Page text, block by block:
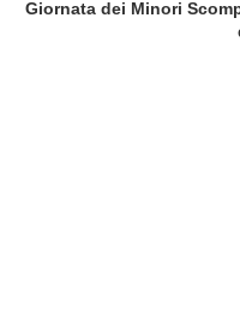
Giornata dei Minori